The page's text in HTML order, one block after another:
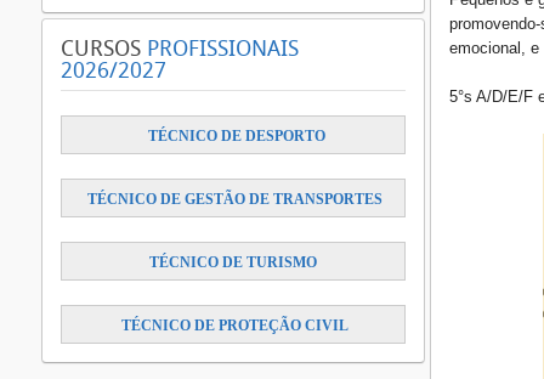
emocional,
5°s A/D/E/F
CURSOS PROFISSIONAIS
2026/2027
TÉCNICO DE DESPORTO
TÉCNICO DE GESTÃO DE TRANSPORTES
TÉCNICO DE TURISMO
TÉCNICO DE PROTEÇÃO CIVIL